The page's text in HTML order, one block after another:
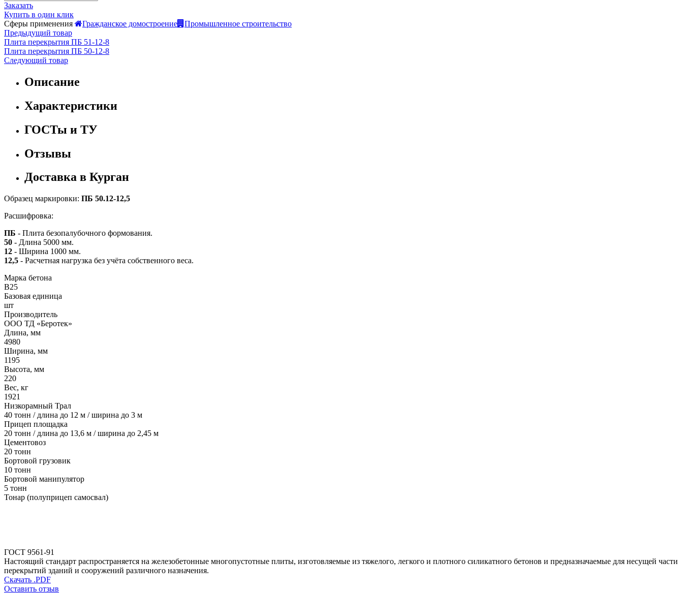
Заказать
Купить в один клик
Сферы применения
Гражданское домостроение
Промышленное строительство
Предыдущий товар
Плита перекрытия ПБ 51-12-8
Плита перекрытия ПБ 50-12-8
Следующий товар
Описание
Характеристики
ГОСТы и ТУ
Отзывы
Доставка в Курган
Образец маркировки: ПБ 50.12-12,5
Расшифровка:
ПБ - Плита безопалубочного формования.
50 - Длина 5000 мм.
12 - Ширина 1000 мм.
12,5 - Расчетная нагрузка без учёта собственного веса.
Марка бетона
B25
Базовая единица
шт
Производитель
ООО ТД «Беротек»
Длина, мм
4980
Ширина, мм
1195
Высота, мм
220
Вес, кг
1921
Низкорамный Трал
40 тонн / длина до 12 м / ширина до 3 м
Прицеп площадка
20 тонн / длина до 13,6 м / ширина до 2,45 м
Цементовоз
20 тонн
Бортовой грузовик
10 тонн
Бортовой манипулятор
5 тонн
Тонар (полуприцеп самосвал)
ГОСТ 9561-91
Настоящий стандарт распространяется на железобетонные многопустотные плиты, изготовляемые из тяжелого, легкого и плотного силикатного бетонов и предназначаемые для несущей части
перекрытий зданий и сооружений различного назначения.
Скачать .PDF
Оставить отзыв